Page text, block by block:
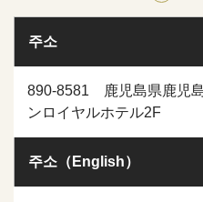
주소
890-8581 鹿児島県鹿児
ンロイヤルホテル2F
주소（English）